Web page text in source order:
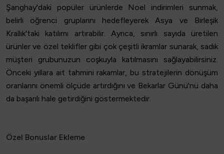
Şanghay'daki popüler ürünlerde Noel indirimleri sunmak,
belirli öğrenci gruplarını hedefleyerek Asya ve Birleşik
Krallık'taki katılımı artırabilir. Ayrıca, sınırlı sayıda üretilen
ürünler ve özel teklifler gibi çok çeşitli ikramlar sunarak, sadık
müşteri grubunuzun coşkuyla katılmasını sağlayabilirsiniz.
Önceki yıllara ait tahmini rakamlar, bu stratejilerin dönüşüm
oranlarını önemli ölçüde artırdığını ve Bekarlar Günü'nü daha
da başarılı hale getirdiğini göstermektedir.
Özel Bonuslar Ekleme